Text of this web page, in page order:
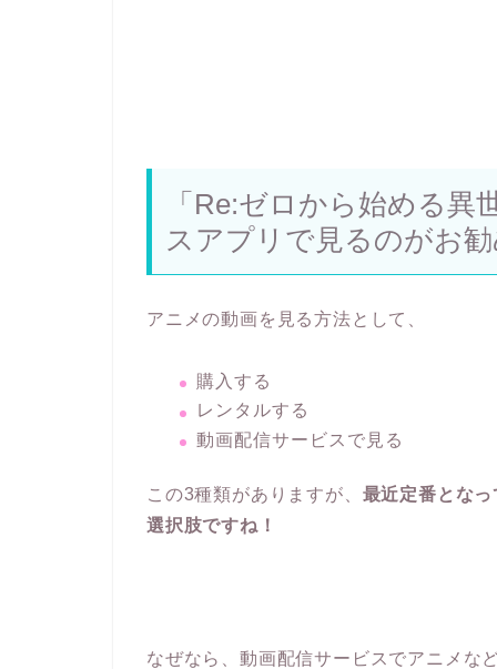
「Re:ゼロから始める異
スアプリで見るのがお
アニメの動画を見る方法として、
購入する
レンタルする
動画配信サービスで見る
この3種類がありますが、 最近定番とな
選択肢ですね！
なぜなら、動画配信サービスでアニメな